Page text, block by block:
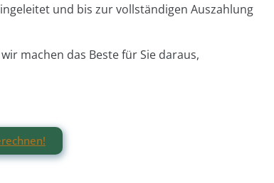
und bis zur vollständigen Auszahlung
machen das Beste für Sie daraus,